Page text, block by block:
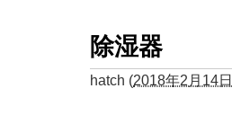
除湿器
hatch (2018年2月14日